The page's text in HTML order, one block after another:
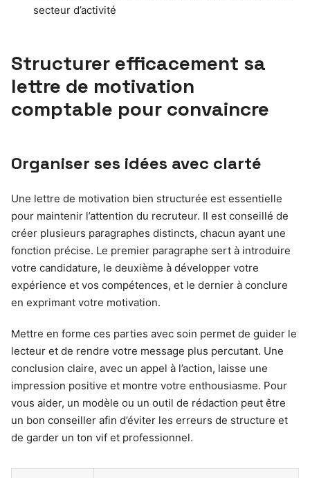
secteur d’activité
Structurer efficacement sa
lettre de motivation
comptable pour convaincre
Organiser ses idées avec clarté
Une lettre de motivation bien structurée est essentielle
pour maintenir l’attention du recruteur. Il est conseillé de
créer plusieurs paragraphes distincts, chacun ayant une
fonction précise. Le premier paragraphe sert à introduire
votre candidature, le deuxième à développer votre
expérience et vos compétences, et le dernier à conclure
en exprimant votre motivation.
Mettre en forme ces parties avec soin permet de guider le
lecteur et de rendre votre message plus percutant. Une
conclusion claire, avec un appel à l’action, laisse une
impression positive et montre votre enthousiasme. Pour
vous aider, un modèle ou un outil de rédaction peut être
un bon conseiller afin d’éviter les erreurs de structure et
de garder un ton vif et professionnel.